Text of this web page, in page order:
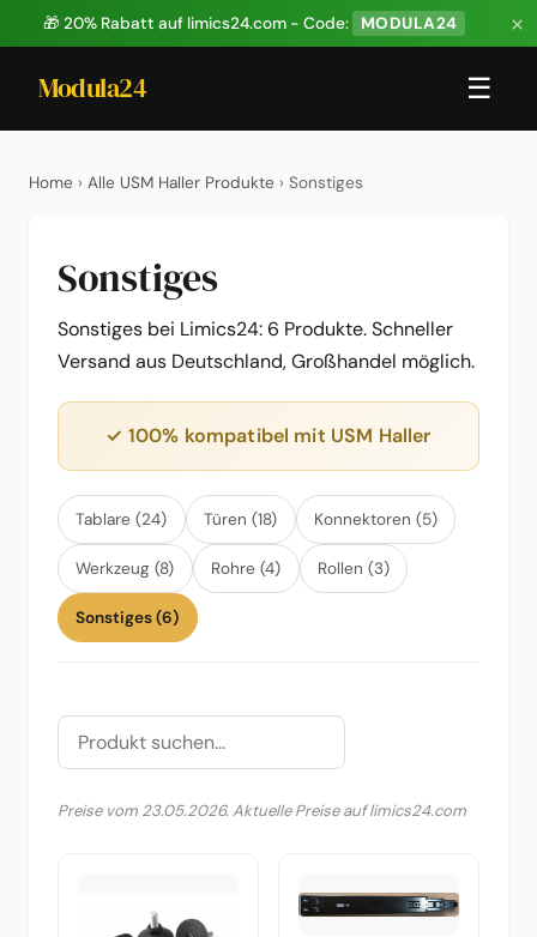
🎁 20% Rabatt auf limics24.com - Code: MODULA24 ×
Modula24 ☰
Home › Alle USM Haller Produkte › Sonstiges
Sonstiges
Sonstiges bei Limics24: 6 Produkte. Schneller
Versand aus Deutschland, Großhandel möglich.
✓ 100% kompatibel mit USM Haller
Tablare (24) Türen (18) Konnektoren (5)
Werkzeug (8) Rohre (4) Rollen (3)
Sonstiges (6)
Preise vom 23.05.2026. Aktuelle Preise auf limics24.com